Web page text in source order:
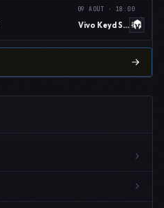
09 AOÛT · 18:00
Vivo Keyd Stars